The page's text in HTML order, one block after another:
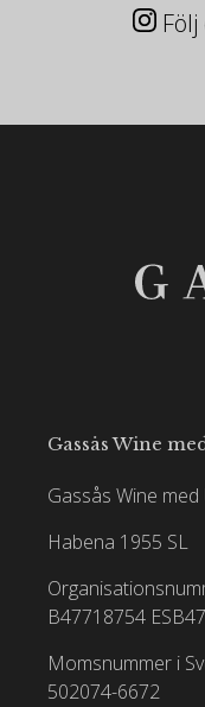
Gassås Wine
Gassås Wine
Habena 1955 SL
B47718754
Momsnummer i
502074-6672